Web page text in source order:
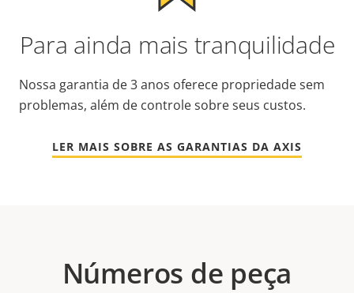
Para ainda mais tranquilidade
Nossa garantia de 3 anos oferece propriedade sem
problemas, além de controle sobre seus custos.
LER MAIS SOBRE AS GARANTIAS DA AXIS
Números de peça